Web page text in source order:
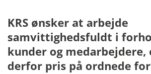
KRS ønsker at arbejde
samvittighedsfuldt i
kunder og
derfor pris på ordnede